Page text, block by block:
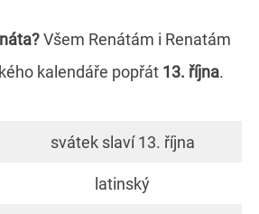
Všem Renátám i Renatám
kalendáře popřát 13. října.
svátek slaví 13. října
latinský